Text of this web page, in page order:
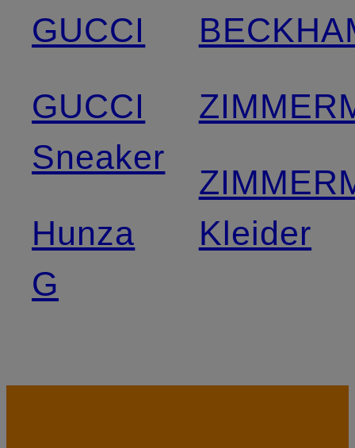
GUCCI
GUCCI
Sneaker
Hunza
G
Kleider